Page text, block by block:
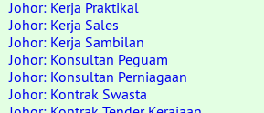
Johor: Kerja Praktikal
Johor: Kerja Sales
Johor: Kerja Sambilan
Johor: Konsultan Peguam
Johor: Konsultan Perniagaan
Johor: Kontrak Swasta